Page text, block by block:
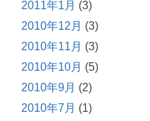
2011年1月 (3)
2010年12月 (3)
2010年11月 (3)
2010年10月 (5)
2010年9月 (2)
2010年7月 (1)